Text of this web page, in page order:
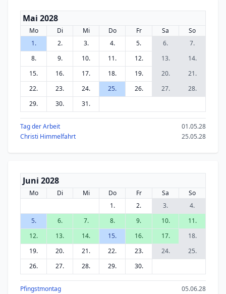
Mai 2028
Mo Di Mi Do Fr Sa
So
1.
2. 3. 4. 5. 6.
7.
8.
9. 10. 11. 12. 13.
14.
15.
16. 17. 18. 19. 20.
21.
22.
23. 24. 25. 26. 27.
28.
29.
30. 31.
Tag der Arbeit
01.05.28
Christi Himmelfahrt
25.05.28
Juni 2028
Mo Di Mi Do Fr Sa
So
1.
2. 3.
4.
5.
6. 7. 8. 9. 10.
11.
12.
13. 14. 15. 16. 17.
18.
19.
20. 21. 22. 23. 24.
25.
26.
27. 28. 29. 30.
Pfingstmontag
05.06.28